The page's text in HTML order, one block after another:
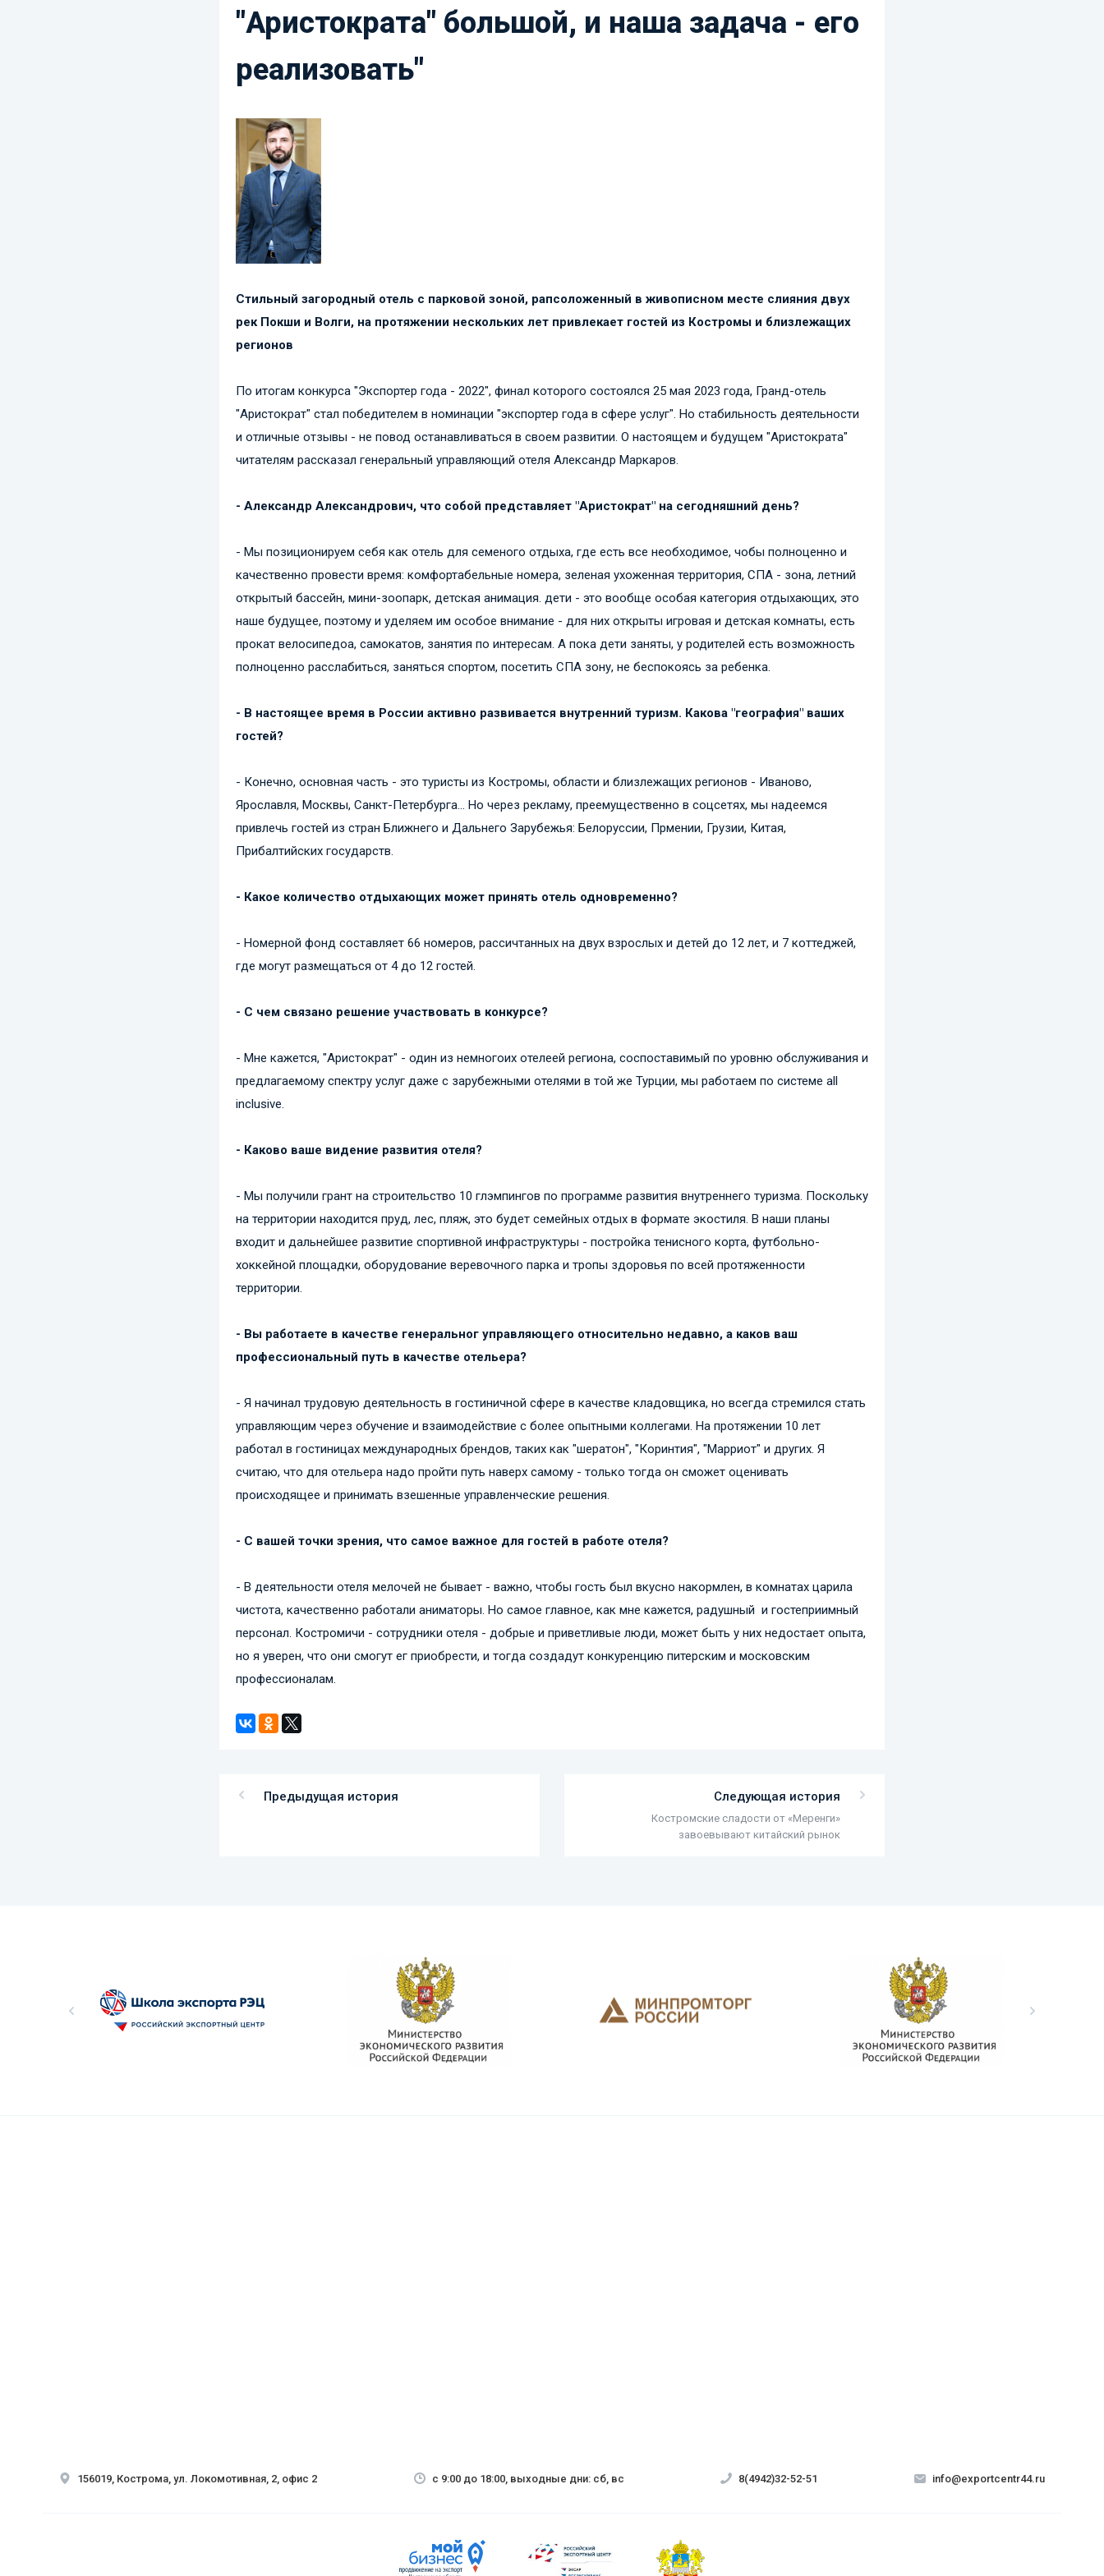
"Аристократа" большой, и наша задача - его
реализовать"
Стильный загородный отель с парковой зоной, рапсоложенный в живописном месте слияния двух
рек Покши и Волги, на протяжении нескольких лет привлекает гостей из Костромы и близлежащих
регионов
По итогам конкурса "Экспортер года - 2022", финал которого состоялся 25 мая 2023 года, Гранд-отель
"Аристократ" стал победителем в номинации "экспортер года в сфере услуг". Но стабильность деятельности
и отличные отзывы - не повод останавливаться в своем развитии. О настоящем и будущем "Аристократа"
читателям рассказал генеральный управляющий отеля Александр Маркаров.
- Александр Александрович, что собой представляет "Аристократ" на сегодняшний день?
- Мы позиционируем себя как отель для семеного отдыха, где есть все необходимое, чобы полноценно и
качественно провести время: комфортабельные номера, зеленая ухоженная территория, СПА - зона, летний
открытый бассейн, мини-зоопарк, детская анимация. дети - это вообще особая категория отдыхающих, это
наше будущее, поэтому и уделяем им особое внимание - для них открыты игровая и детская комнаты, есть
прокат велосипедоа, самокатов, занятия по интересам. А пока дети заняты, у родителей есть возможность
полноценно расслабиться, заняться спортом, посетить СПА зону, не беспокоясь за ребенка.
- В настоящее время в России активно развивается внутренний туризм. Какова "география" ваших
гостей?
- Конечно, основная часть - это туристы из Костромы, области и близлежащих регионов - Иваново,
Ярославля, Москвы, Санкт-Петербурга... Но через рекламу, преемущественно в соцсетях, мы надеемся
привлечь гостей из стран Ближнего и Дальнего Зарубежья: Белоруссии, Прмении, Грузии, Китая,
Прибалтийских государств.
- Какое количество отдыхающих может принять отель одновременно?
- Номерной фонд составляет 66 номеров, рассичтанных на двух взрослых и детей до 12 лет, и 7 коттеджей,
где могут размещаться от 4 до 12 гостей.
- С чем связано решение участвовать в конкурсе?
- Мне кажется, "Аристократ" - один из немногоих отелеей региона, соспоставимый по уровню обслуживания и
предлагаемому спектру услуг даже с зарубежными отелями в той же Турции, мы работаем по системе all
inclusive.
- Каково ваше видение развития отеля?
- Мы получили грант на строительство 10 глэмпингов по программе развития внутреннего туризма. Поскольку
на территории находится пруд, лес, пляж, это будет семейных отдых в формате экостиля. В наши планы
входит и дальнейшее развитие спортивной инфраструктуры - постройка тенисного корта, футбольно-
хоккейной площадки, оборудование веревочного парка и тропы здоровья по всей протяженности
территории.
- Вы работаете в качестве генеральног управляющего относительно недавно, а каков ваш
профессиональный путь в качестве отельера?
- Я начинал трудовую деятельность в гостиничной сфере в качестве кладовщика, но всегда стремился стать
управляющим через обучение и взаимодействие с более опытными коллегами. На протяжении 10 лет
работал в гостиницах международных брендов, таких как "шератон", "Коринтия", "Марриот" и других. Я
считаю, что для отельера надо пройти путь наверх самому - только тогда он сможет оценивать
происходящее и принимать взешенные управленческие решения.
- С вашей точки зрения, что самое важное для гостей в работе отеля?
- В деятельности отеля мелочей не бывает - важно, чтобы гость был вкусно накормлен, в комнатах царила
чистота, качественно работали аниматоры. Но самое главное, как мне кажется, радушный и гостеприимный
персонал. Костромичи - сотрудники отеля - добрые и приветливые люди, может быть у них недостает опыта,
но я уверен, что они смогут ег приобрести, и тогда создадут конкуренцию питерским и московским
профессионалам.
Предыдущая история Следующая история
Костромские сладости от «Меренги»
завоевывают китайский рынок
156019, Кострома, ул. Локомотивная, 2, офис 2 с 9:00 до 18:00, выходные дни: сб, вс 8(4942)32-52-51 info@exportcentr44.ru